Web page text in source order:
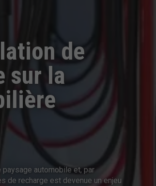
de
sur la
automobile et, par
de recharge est devenue un enjeu